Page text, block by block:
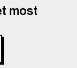
most